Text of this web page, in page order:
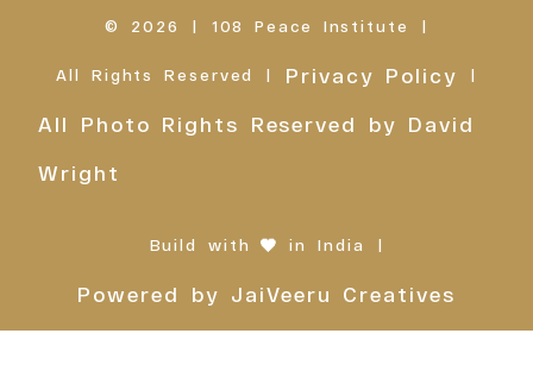
© 2026 | 108 Peace Institute |
All Rights Reserved | Privacy Policy |
All Photo Rights Reserved by David
Wright
Build with❤in India |
Powered by JaiVeeru Creatives